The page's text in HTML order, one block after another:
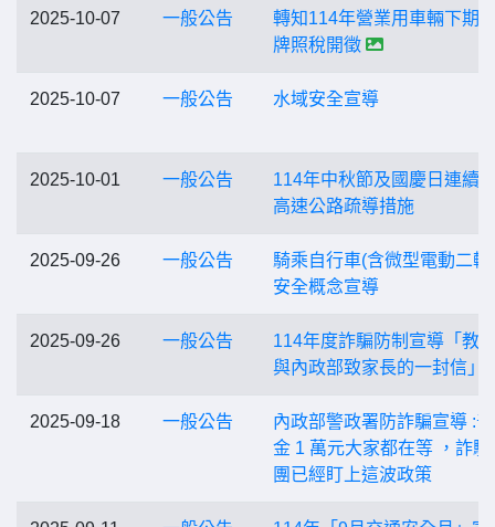
2025-10-07 一般公告
轉知114年營業用車輛下期
牌照稅開徵
2025-10-07 一般公告 水域安全宣導
2025-10-01 一般公告
114年中秋節及國慶日連續
高速公路疏導措施
2025-09-26 一般公告
騎乘自行車(含微型電動二輪
安全概念宣導
2025-09-26 一般公告
114年度詐騙防制宣導「教
與內政部致家長的一封信」
2025-09-18 一般公告
內政部警政署防詐騙宣導 :
金 1 萬元大家都在等 ，詐騙
團已經盯上這波政策